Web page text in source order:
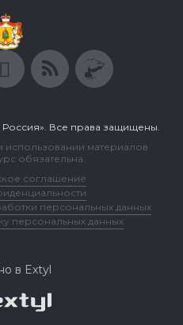
Все права защищены.
материалов
обязательна.
соглашение
персональных данных
персональных данных
в Extyl